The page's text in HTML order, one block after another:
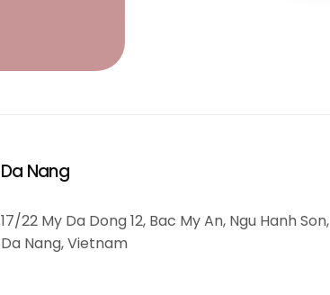
Da Nang
17/22 My Da Dong 12, Bac My An, Ngu Hanh Son,
Da Nang, Vietnam